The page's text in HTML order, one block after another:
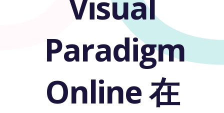
Paradigm
Online 在